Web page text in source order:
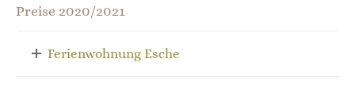
Preise 2020/2021
Ferienwohnung Esche